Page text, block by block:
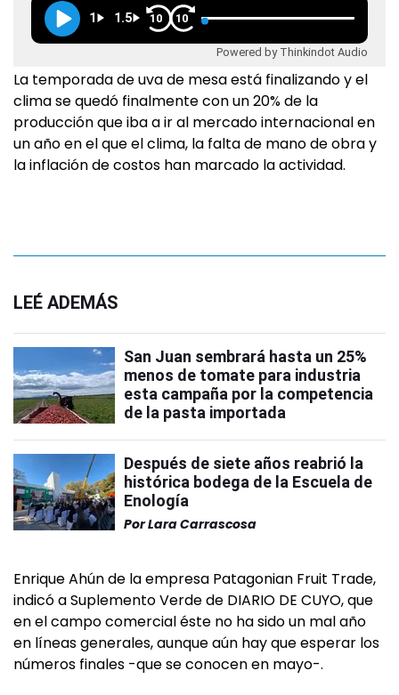
1 1.5 10 10
Powered by Thinkindot Audio
La temporada de uva de mesa está finalizando y el
clima se quedó finalmente con un 20% de la
producción que iba a ir al mercado internacional en
un año en el que el clima, la falta de mano de obra y
la inflación de costos han marcado la actividad.
LEÉ ADEMÁS
San Juan sembrará hasta un 25%
menos de tomate para industria
esta campaña por la competencia
de la pasta importada
Después de siete años reabrió la
histórica bodega de la Escuela de
Enología
PorLara Carrascosa
Enrique Ahún de la empresa Patagonian Fruit Trade,
indicó a Suplemento Verde de DIARIO DE CUYO, que
en el campo comercial éste no ha sido un mal año
en líneas generales, aunque aún hay que esperar los
números finales -que se conocen en mayo-.